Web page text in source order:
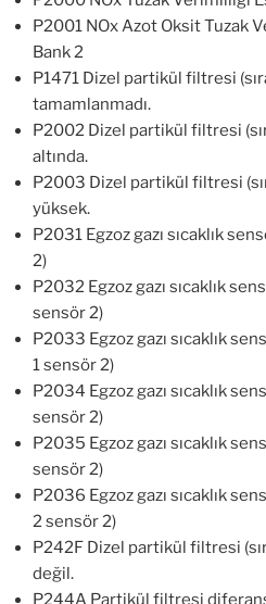
P2001 NOx Azot Oksit Tuzak
Bank 2
P1471 Dizel partikül filtresi
tamamlanmadı.
P2002 Dizel partikül filtresi
altında.
P2003 Dizel partikül filtresi
yüksek.
P2031 Egzoz gazı sıcaklık
2)
P2032 Egzoz gazı sıcaklık
sensör 2)
P2033 Egzoz gazı sıcaklık
1 sensör 2)
P2034 Egzoz gazı sıcaklık
sensör 2)
P2035 Egzoz gazı sıcaklık
sensör 2)
P2036 Egzoz gazı sıcaklık
2 sensör 2)
P242F Dizel partikül filtresi
değil.